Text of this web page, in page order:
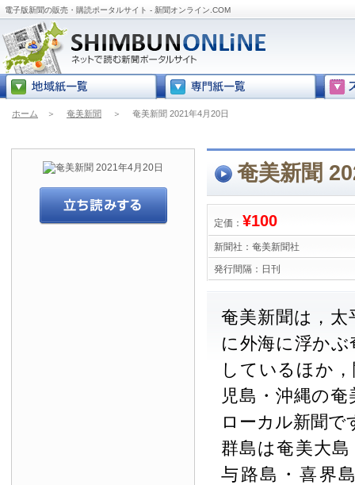
電子版新聞の販売・購読ポータルサイト - 新聞オンライン.COM
ホーム ＞ 奄美新聞 ＞ 奄美新聞 2021年4月20日
奄美新聞
定価： ¥100
新聞社： 奄美新聞社
発行間隔： 日刊
奄美新聞は，
に外海に浮か
しているほか
児島・沖縄の
ローカル新聞で
群島は奄美大
与路島・喜界